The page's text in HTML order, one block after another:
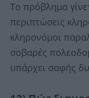
Το πρόβλημα
περιπτώσεις
κληρονόμοι
σοβαρές
υπάρχει σαφής